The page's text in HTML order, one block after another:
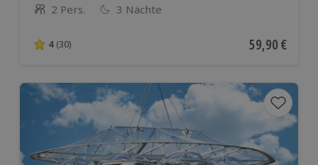
Anzahl der Teilnehmer
2 Pers. 3 Nächte
4 von 5 Sternen basierend auf 30 Bewertungen
4 (30) Aktueller
59,90 €